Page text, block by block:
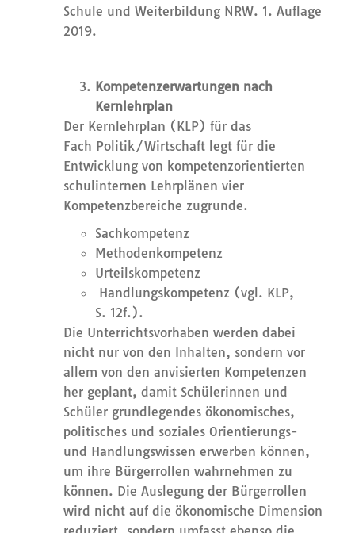
Schule und Weiterbildung NRW. 1. Auflage
2019.
Kompetenzerwartungen nach
Kernlehrplan
Der Kernlehrplan (KLP) für das
Fach Politik/Wirtschaft legt für die
Entwicklung von kompetenzorientierten
schulinternen Lehrplänen vier
Kompetenzbereiche zugrunde.
Sachkompetenz
Methodenkompetenz
Urteilskompetenz
Handlungskompetenz (vgl. KLP,
S. 12f.).
Die Unterrichtsvorhaben werden dabei
nicht nur von den Inhalten, sondern vor
allem von den anvisierten Kompetenzen
her geplant, damit Schülerinnen und
Schüler grundlegendes ökonomisches,
politisches und soziales Orientierungs-
und Handlungswissen erwerben können,
um ihre Bürgerrollen wahrnehmen zu
können. Die Auslegung der Bürgerrollen
wird nicht auf die ökonomische Dimension